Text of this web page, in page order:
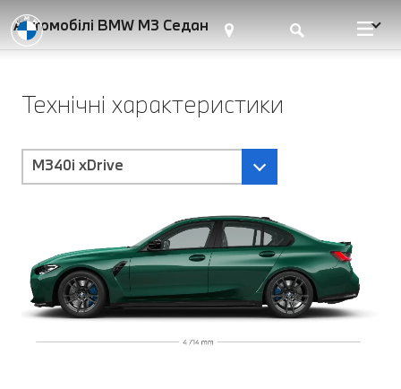
Автомобілі BMW M3 Седан
Технічні характеристики
M340i xDrive